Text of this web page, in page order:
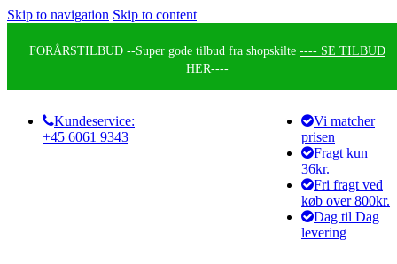
Skip to navigation Skip to content
FORÅRSTILBUD --Super gode tilbud fra shopskilte ---- SE TILBUD
HER----
Kundeservice:
+45 6061 9343
Vi matcher
prisen
Fragt kun
36kr.
Fri fragt ved
køb over 800kr.
Dag til Dag
levering